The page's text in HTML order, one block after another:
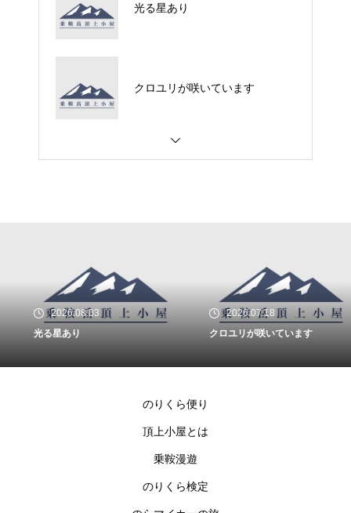
光る星あり
クロユリが咲いています
2026.08.03
光る星あり
2026.07.18
クロユリが咲いています
のりくら便り
頂上小屋とは
乗鞍漫遊
のりくら検定